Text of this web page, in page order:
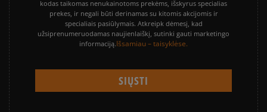
kodas taikomas nenukainotoms prekėms, išskyrus specialias
prekes, ir negali būti derinamas su kitomis akcijomis ir
specialiais pasiūlymais. Atkreipk dėmesį, kad
užsiprenumeruodamas naujienlaiškį, sutinki gauti marketingo
informaciją.Išsamiau – taisyklėse.